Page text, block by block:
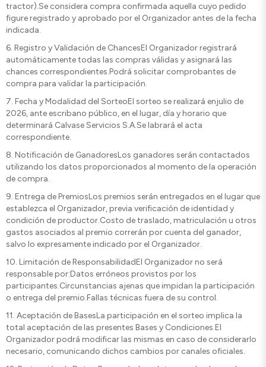
tractor).Se considera compra confirmada aquella cuyo pedido
figure registrado y aprobado por el Organizador antes de la fecha
indicada.
6.⁠ ⁠Registro y Validación de ChancesEl Organizador registrará
automáticamente todas las compras válidas y asignará las
chances correspondientes.Podrá solicitar comprobantes de
compra para validar la participación.
7.⁠ ⁠Fecha y Modalidad del SorteoEl sorteo se realizará enjulio de
2026, ante escribano público, en el lugar, día y horario que
determinará Calvase Servicios S.A.Se labrará el acta
correspondiente.
8.⁠ ⁠Notificación de GanadoresLos ganadores serán contactados
utilizando los datos proporcionados al momento de la operación
de compra.
9.⁠ ⁠Entrega de PremiosLos premios serán entregados en el lugar que
establezca el Organizador, previa verificación de identidad y
condición de productor.Costo de traslado, matriculación u otros
gastos asociados al premio correrán por cuenta del ganador,
salvo lo expresamente indicado por el Organizador.
10.⁠ ⁠Limitación de ResponsabilidadEl Organizador no será
responsable por:Datos erróneos provistos por los
participantes.Circunstancias ajenas que impidan la participación
o entrega del premio.Fallas técnicas fuera de su control.
11.⁠ ⁠Aceptación de BasesLa participación en el sorteo implica la
total aceptación de las presentes Bases y Condiciones.El
Organizador podrá modificar las mismas en caso de considerarlo
necesario, comunicando dichos cambios por canales oficiales.